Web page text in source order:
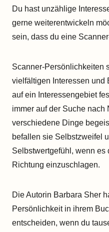
Du hast unzählige
gerne weiterentwickeln
sein, dass du eine
Scanner-Persönlichkeiten
vielfältigen Interessen und
auf ein Interessengebiet
immer auf der Suche nach
verschiedene Dinge
befallen sie Selbstzweifel
Selbstwertgefühl, wenn es
Richtung einzuschlagen.
Die Autorin Barbara Sher
Persönlichkeit in ihrem
entscheiden, wenn du